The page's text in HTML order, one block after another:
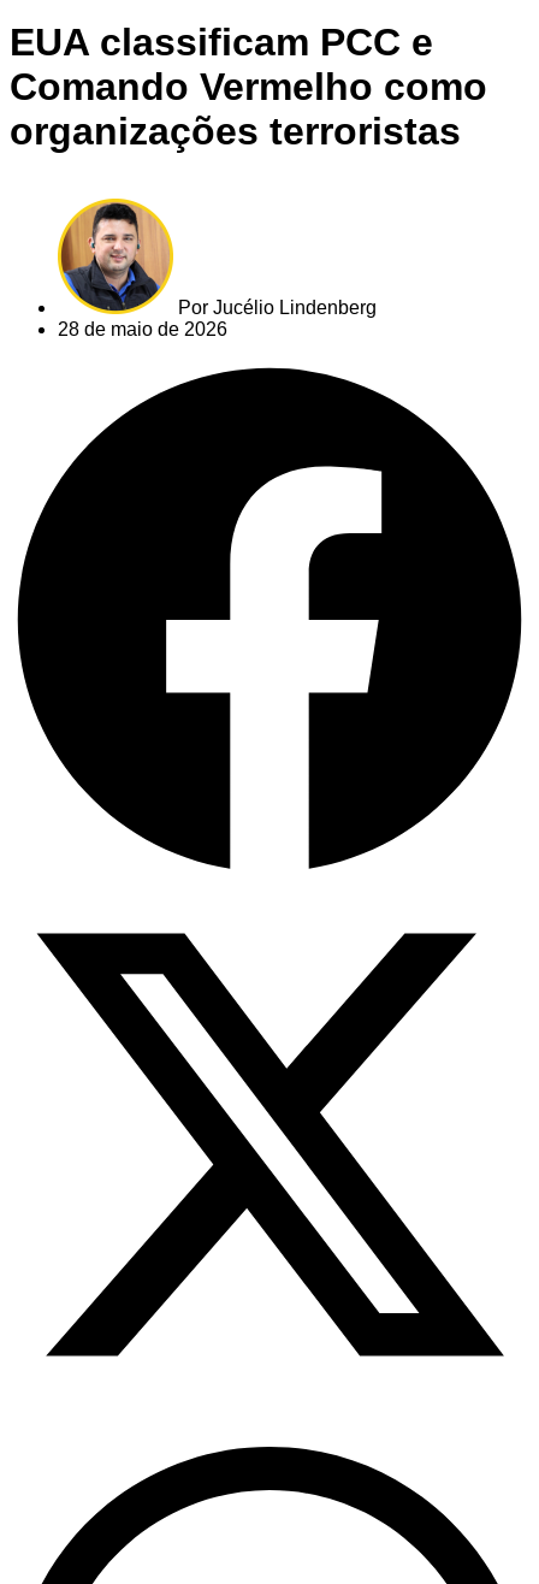
EUA classificam PCC e
Comando Vermelho como
organizações terroristas
Por Jucélio Lindenberg
28 de maio de 2026